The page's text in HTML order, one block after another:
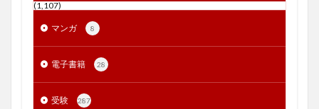
(1,107)
マンガ 8
電子書籍 28
受験 287